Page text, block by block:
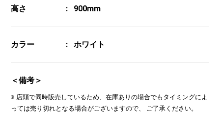
高さ
900mm
カラー ホワイト
＜備考＞
※ 店頭で同時販売しているため、在庫ありの場合でもタイミングによ
っては売り切れとなる場合がございますので、 ご了承ください。